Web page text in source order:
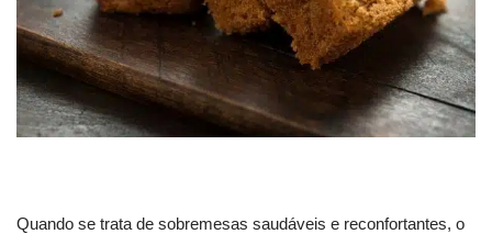
Quando se trata de sobremesas saudáveis e reconfortantes, o